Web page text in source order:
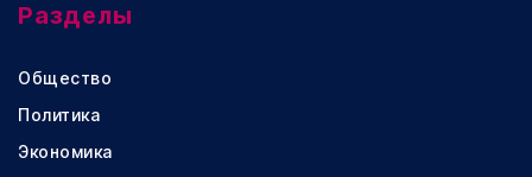
Разделы
Общество
Политика
Экономика